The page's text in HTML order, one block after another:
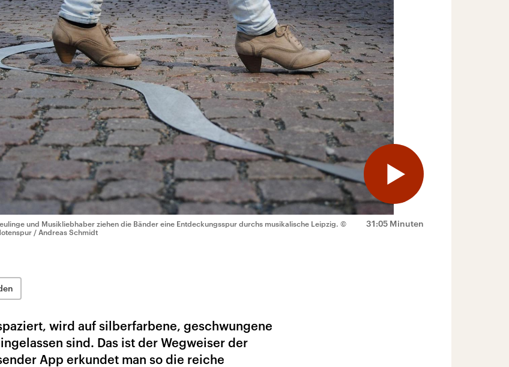
31:05 Minuten
und Musikliebhaber ziehen die Bänder eine Entdeckungsspur durchs musikalische Leipzig. ©
/ Andreas Schmidt
wird auf silberfarbene, geschwungene
sind. Das ist der Wegweiser der
App erkundet man so die reiche